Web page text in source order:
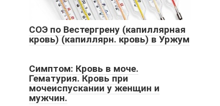
СОЭ по Вестергрену (капиллярная
кровь) (капиллярн. кровь) в Уржум
Симптом: Кровь в моче.
Гематурия. Кровь при
мочеиспускании у женщин и
мужчин.